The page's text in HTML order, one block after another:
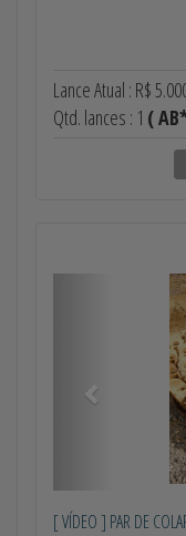
Lance Atual : R$
Qtd. lances : 1 (
[ VÍDEO ] PAR DE